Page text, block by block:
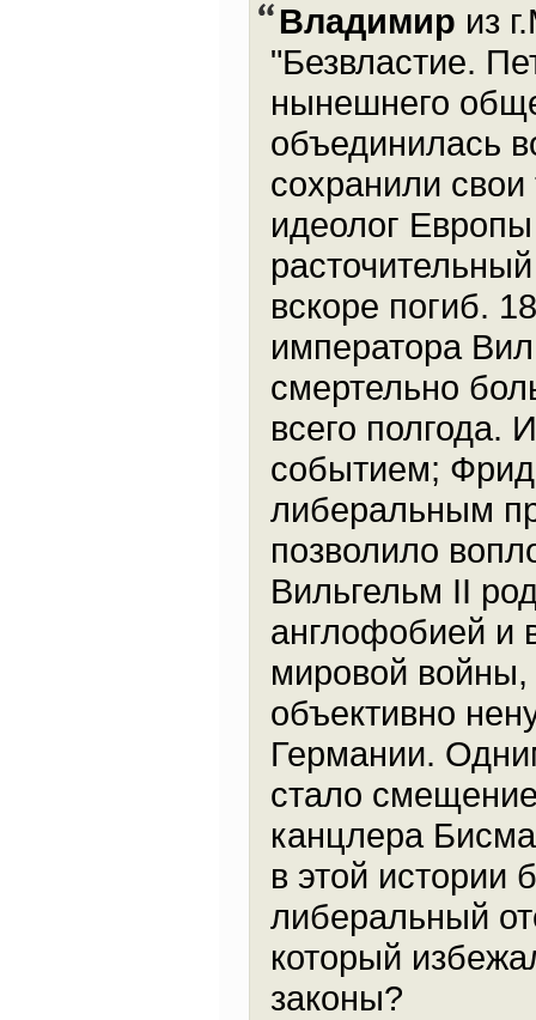
Владимир из
"Безвластие.
нынешнего
объединилась
сохранили
идеолог
вскоре погиб.
императора
смертельно
всего полгода.
событием;
либеральным
позволило
Вильгельм II
англофобией и
мировой войны,
объективно
Германии.
стало
канцлера
в этой истории
либеральный
который
законы?